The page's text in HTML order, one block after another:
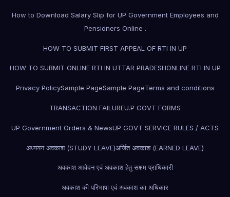
How to Download Salary Slip for UP Government Employees and
Pensioners Online .
HOW TO SUBMIT FIRST APPEAL OF RTI IN UP
HOW TO SUBMIT ONLINE RTI IN UTTAR PRADESHONLINE RTI IN UP
Privacy PolicySample PageSample PageTerms and conditions
TRANSACTION FAILUREU.P GOVT FORMS
UP Government Orders & NewsUP GOVT SERVICE RULES / ACTS
अध्ययन अवकाश (STUDY LEAVE)अर्जित अवकाश (EARNED LEAVE)
अवकाश आवेदन एवं अवकाश हेतु सक्षम प्राधिकारी
अवकाश की परिभाषा एवं अवकाश का अधिकार